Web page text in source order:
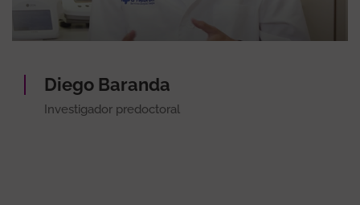
Diego Baranda
Investigador predoctoral